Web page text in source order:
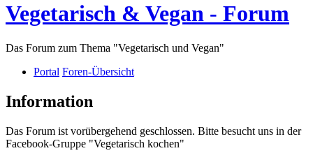
Vegetarisch & Vegan - Forum
Das Forum zum Thema "Vegetarisch und Vegan"
Portal Foren-Übersicht
Information
Das Forum ist vorübergehend geschlossen. Bitte besucht uns in der
Facebook-Gruppe "Vegetarisch kochen"